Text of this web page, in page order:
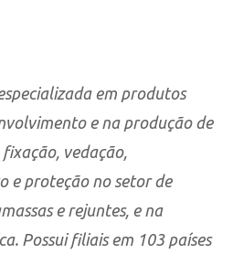
em produtos
e na produção de
vedação,
e proteção no setor de
e rejuntes, e na
Possui filiais em 103 países